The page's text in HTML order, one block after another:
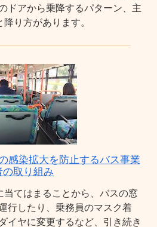
ドアから乗降するパターン、主
り方があります。
感染拡大を防止するバス事業
の取り組み
てはまることから、バスの窓
行したり、乗務員のマスク着
イヤに変更するなど、引き続き